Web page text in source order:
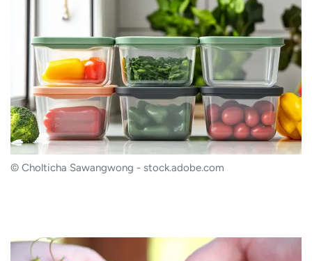
© Cholticha Sawangwong - stock.adobe.com